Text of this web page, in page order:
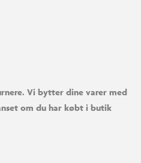
Vi bytter dine varer med
om du har købt i butik